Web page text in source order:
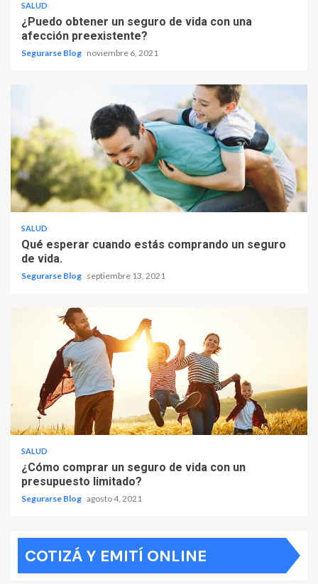
SALUD
¿Puedo obtener un seguro de vida con una
afección preexistente?
Segurarse Blog noviembre 6, 2021
SALUD
Qué esperar cuando estás comprando un seguro
de vida.
Segurarse Blog septiembre 13, 2021
SALUD
¿Cómo comprar un seguro de vida con un
presupuesto limitado?
Segurarse Blog agosto 4, 2021
COTIZÁ Y EMITÍ ONLINE